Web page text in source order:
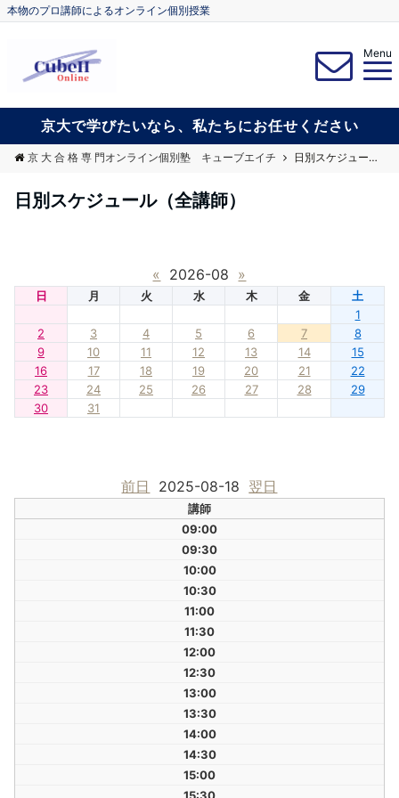
本物のプロ講師によるオンライン個別授業
Menu
京大で学びたいなら、私たちにお任せください
京 大 合 格 専 門オンライン個別塾 キューブエイチ 日別スケジュール（全講師）
日別スケジュール（全講師）
« 2026-08 »
日 月 火 水 木 金
土
1
2
3 4 5 6 7
8
9
10 11 12 13 14
15
16
17 18 19 20 21
22
23
24 25 26 27 28
29
30
31
前日 2025-08-18 翌日
講師
09:00
09:30
10:00
10:30
11:00
11:30
12:00
12:30
13:00
13:30
14:00
14:30
15:00